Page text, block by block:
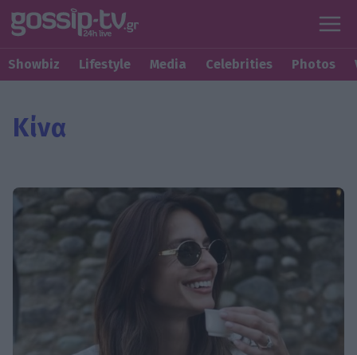
Showbiz Lifestyle Media Celebrities Photos
Κίνα